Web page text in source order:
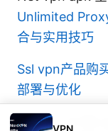
Unlimited
合与实用技巧
Ssl vpn产品购
部署与优化
一 亩 三 分 地
VPN